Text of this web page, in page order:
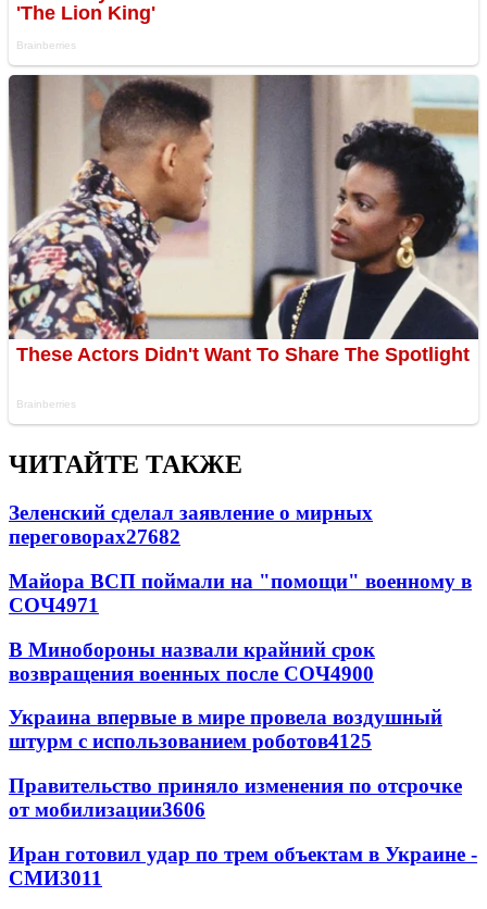
ЧИТАЙТЕ ТАКЖЕ
Зеленский сделал заявление о мирных
переговорах27682
Майора ВСП поймали на "помощи" военному в
СОЧ4971
В Минобороны назвали крайний срок
возвращения военных после СОЧ4900
Украина впервые в мире провела воздушный
штурм с использованием роботов4125
Правительство приняло изменения по отсрочке
от мобилизации3606
Иран готовил удар по трем объектам в Украине -
СМИ3011